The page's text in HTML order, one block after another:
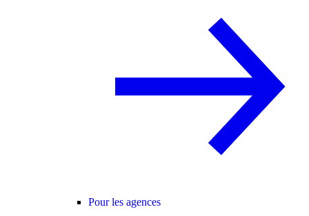
Pour les agences